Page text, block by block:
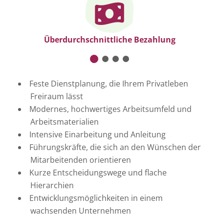
Überdurchschnittliche Bezahlung
Feste Dienstplanung, die Ihrem Privatleben
Freiraum lässt
Modernes, hochwertiges Arbeitsumfeld und
Arbeitsmaterialien
Intensive Einarbeitung und Anleitung
Führungskräfte, die sich an den Wünschen der
Mitarbeitenden orientieren
Kurze Entscheidungswege und flache
Hierarchien
Entwicklungsmöglichkeiten in einem
wachsenden Unternehmen